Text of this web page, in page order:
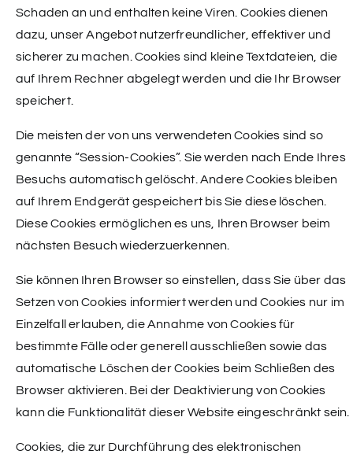
Schaden an und enthalten keine Viren. Cookies dienen
dazu, unser Angebot nutzerfreundlicher, effektiver und
sicherer zu machen. Cookies sind kleine Textdateien, die
auf Ihrem Rechner abgelegt werden und die Ihr Browser
speichert.
Die meisten der von uns verwendeten Cookies sind so
genannte “Session-Cookies”. Sie werden nach Ende Ihres
Besuchs automatisch gelöscht. Andere Cookies bleiben
auf Ihrem Endgerät gespeichert bis Sie diese löschen.
Diese Cookies ermöglichen es uns, Ihren Browser beim
nächsten Besuch wiederzuerkennen.
Sie können Ihren Browser so einstellen, dass Sie über das
Setzen von Cookies informiert werden und Cookies nur im
Einzelfall erlauben, die Annahme von Cookies für
bestimmte Fälle oder generell ausschließen sowie das
automatische Löschen der Cookies beim Schließen des
Browser aktivieren. Bei der Deaktivierung von Cookies
kann die Funktionalität dieser Website eingeschränkt sein.
Cookies, die zur Durchführung des elektronischen